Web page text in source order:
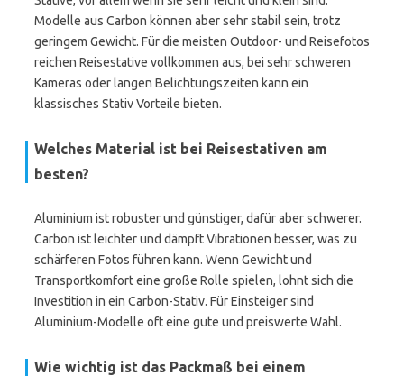
Modelle aus Carbon können aber sehr stabil sein, trotz
geringem Gewicht. Für die meisten Outdoor- und Reisefotos
reichen Reisestative vollkommen aus, bei sehr schweren
Kameras oder langen Belichtungszeiten kann ein
klassisches Stativ Vorteile bieten.
Welches Material ist bei Reisestativen am
besten?
Aluminium ist robuster und günstiger, dafür aber schwerer.
Carbon ist leichter und dämpft Vibrationen besser, was zu
schärferen Fotos führen kann. Wenn Gewicht und
Transportkomfort eine große Rolle spielen, lohnt sich die
Investition in ein Carbon-Stativ. Für Einsteiger sind
Aluminium-Modelle oft eine gute und preiswerte Wahl.
Wie wichtig ist das Packmaß bei einem